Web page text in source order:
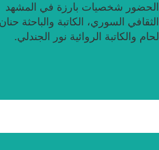
الحضور شخصيات بارزة في المشهد
الثقافي السوري، الكاتبة والباحثة حنان
لحام والكاتبة الروائية نور الجندلي.